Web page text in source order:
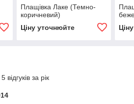
Плащівка Лаке (Темно-
коричневий)
Ціну уточнюйте
за рік